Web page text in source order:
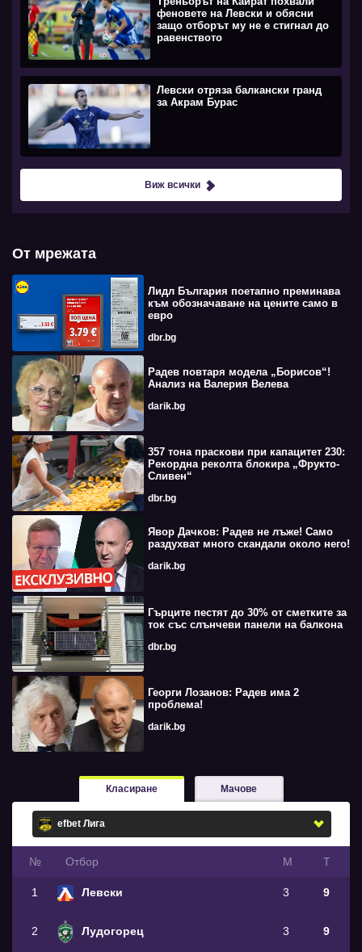
феновете на Левски и обясни
защо отборът му не е стигнал до
равенството
Левски отряза балкански гранд
за Акрам Бурас
Виж всички
От мрежата
Лидл България поетапно преминава
към обозначаване на цените само в
евро
dbr.bg
Радев повтаря модела „Борисов“!
Анализ на Валерия Велева
darik.bg
357 тона праскови при капацитет 230:
Рекордна реколта блокира „Фрукто-
Сливен“
dbr.bg
Явор Дачков: Радев не лъже! Само
раздухват много скандали около него!
darik.bg
Гърците пестят до 30% от сметките за
ток със слънчеви панели на балкона
dbr.bg
Георги Лозанов: Радев има 2
проблема!
darik.bg
Класиране Мачове
№ Oтбор М Т
1 Левски 3 9
2 Лудогорец 3 9